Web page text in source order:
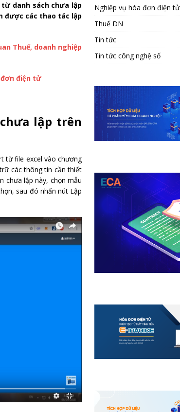
danh sách chưa lập
được các thao tác lập
Thuế, doanh nghiệp
điện tử
lập trên
từ file excel vào chương
các thông tin cần thiết
chưa lập này, chọn mẫu
sau đó nhấn nút Lập
Nghiệp vụ hóa đơn điện tử
Thuế DN
Tin tức
Tin tức công nghệ số